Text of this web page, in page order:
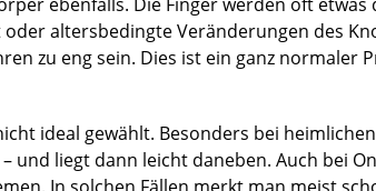
altersbedingte Veränderungen des
zu eng sein. Dies ist ein ganz normaler
ideal gewählt. Besonders bei
und liegt dann leicht daneben. Auch bei